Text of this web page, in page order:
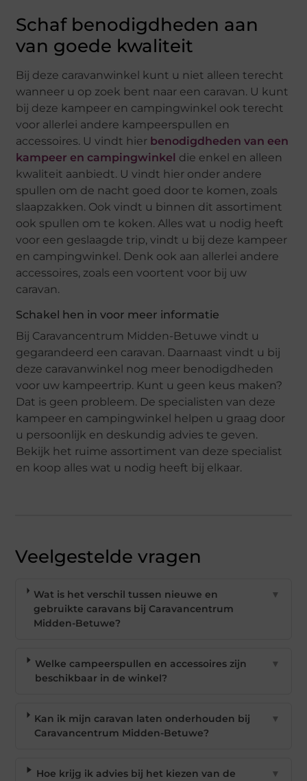
Schaf benodigdheden aan
van goede kwaliteit
Bij deze caravanwinkel kunt u niet alleen terecht
wanneer u op zoek bent naar een caravan. U kunt
bij deze kampeer en campingwinkel ook terecht
voor allerlei andere kampeerspullen en
accessoires. U vindt hier benodigdheden van een
kampeer en campingwinkel die enkel en alleen
kwaliteit aanbiedt. U vindt hier onder andere
spullen om de nacht goed door te komen, zoals
slaapzakken. Ook vindt u binnen dit assortiment
ook spullen om te koken. Alles wat u nodig heeft
voor een geslaagde trip, vindt u bij deze kampeer
en campingwinkel. Denk ook aan allerlei andere
accessoires, zoals een voortent voor bij uw
caravan.
Schakel hen in voor meer informatie
Bij Caravancentrum Midden-Betuwe vindt u
gegarandeerd een caravan. Daarnaast vindt u bij
deze caravanwinkel nog meer benodigdheden
voor uw kampeertrip. Kunt u geen keus maken?
Dat is geen probleem. De specialisten van deze
kampeer en campingwinkel helpen u graag door
u persoonlijk en deskundig advies te geven.
Bekijk het ruime assortiment van deze specialist
en koop alles wat u nodig heeft bij elkaar.
Veelgestelde vragen
Wat is het verschil tussen nieuwe en
gebruikte caravans bij Caravancentrum
Midden-Betuwe?
▼
Welke campeerspullen en accessoires zijn
beschikbaar in de winkel?
▼
Kan ik mijn caravan laten onderhouden bij
Caravancentrum Midden-Betuwe?
▼
Hoe krijg ik advies bij het kiezen van de
▼